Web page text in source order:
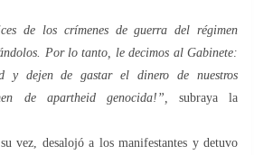
de los crímenes de guerra del régimen
Por lo tanto, le decimos al Gabinete:
y dejen de gastar el dinero de nuestros
de apartheid genocida!”, subraya la
vez, desalojó a los manifestantes y detuvo